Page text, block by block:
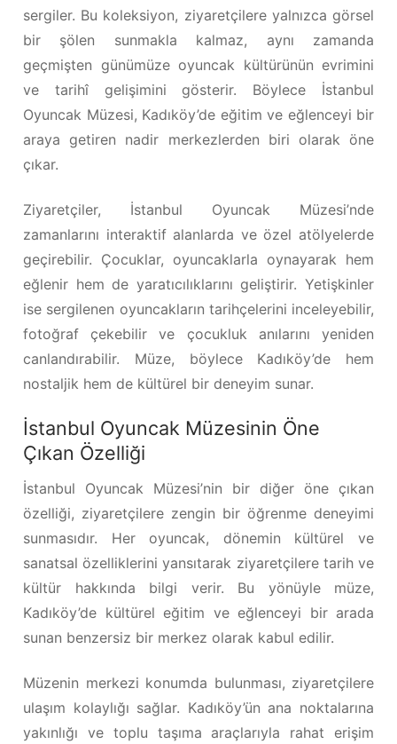
sergiler. Bu koleksiyon, ziyaretçilere yalnızca görsel
bir şölen sunmakla kalmaz, aynı zamanda
geçmişten günümüze oyuncak kültürünün evrimini
ve tarihî gelişimini gösterir. Böylece İstanbul
Oyuncak Müzesi, Kadıköy’de eğitim ve eğlenceyi bir
araya getiren nadir merkezlerden biri olarak öne
çıkar.
Ziyaretçiler, İstanbul Oyuncak Müzesi’nde
zamanlarını interaktif alanlarda ve özel atölyelerde
geçirebilir. Çocuklar, oyuncaklarla oynayarak hem
eğlenir hem de yaratıcılıklarını geliştirir. Yetişkinler
ise sergilenen oyuncakların tarihçelerini inceleyebilir,
fotoğraf çekebilir ve çocukluk anılarını yeniden
canlandırabilir. Müze, böylece Kadıköy’de hem
nostaljik hem de kültürel bir deneyim sunar.
İstanbul Oyuncak Müzesinin Öne
Çıkan Özelliği
İstanbul Oyuncak Müzesi’nin bir diğer öne çıkan
özelliği, ziyaretçilere zengin bir öğrenme deneyimi
sunmasıdır. Her oyuncak, dönemin kültürel ve
sanatsal özelliklerini yansıtarak ziyaretçilere tarih ve
kültür hakkında bilgi verir. Bu yönüyle müze,
Kadıköy’de kültürel eğitim ve eğlenceyi bir arada
sunan benzersiz bir merkez olarak kabul edilir.
Müzenin merkezi konumda bulunması, ziyaretçilere
ulaşım kolaylığı sağlar. Kadıköy’ün ana noktalarına
yakınlığı ve toplu taşıma araçlarıyla rahat erişim